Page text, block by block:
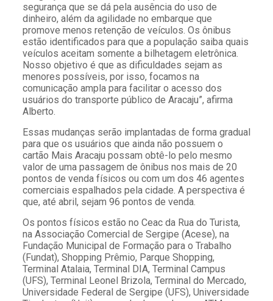
segurança que se dá pela ausência do uso de
dinheiro, além da agilidade no embarque que
promove menos retenção de veículos. Os ônibus
estão identificados para que a população saiba quais
veículos aceitam somente a bilhetagem eletrônica.
Nosso objetivo é que as dificuldades sejam as
menores possíveis, por isso, focamos na
comunicação ampla para facilitar o acesso dos
usuários do transporte público de Aracaju”, afirma
Alberto.
Essas mudanças serão implantadas de forma gradual
para que os usuários que ainda não possuem o
cartão Mais Aracaju possam obtê-lo pelo mesmo
valor de uma passagem de ônibus nos mais de 20
pontos de venda físicos ou com um dos 46 agentes
comerciais espalhados pela cidade. A perspectiva é
que, até abril, sejam 96 pontos de venda.
Os pontos físicos estão no Ceac da Rua do Turista,
na Associação Comercial de Sergipe (Acese), na
Fundação Municipal de Formação para o Trabalho
(Fundat), Shopping Prêmio, Parque Shopping,
Terminal Atalaia, Terminal DIA, Terminal Campus
(UFS), Terminal Leonel Brizola, Terminal do Mercado,
Universidade Federal de Sergipe (UFS), Universidade